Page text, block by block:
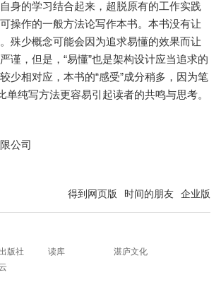
身的学习结合起来，超脱原有的工作实践
操作的一般方法论写作本书。本书没有让
殊少概念可能会因为追求易懂的效果而让
谨，但是，“易懂”也是架构设计应当追求的
少相对应，本书的“感受”成分稍多，因为笔
单纯写方法更容易引起读者的共鸣与思考。
公司
得到网页版 时间的朋友 企业版
版社 读库
湛庐文化